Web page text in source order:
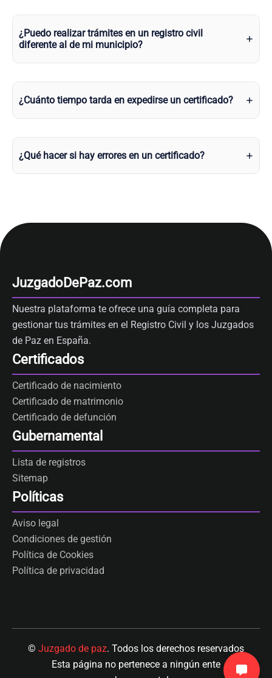
¿Puedo realizar trámites en un registro civil
diferente al de mi municipio?
¿Cuánto tiempo tarda en expedirse un certificado?
¿Qué hacer si hay errores en un certificado?
JuzgadoDePaz.com
Nuestra plataforma te ofrece una guía completa para
gestionar tus trámites en el Registro Civil y los Juzgados
de Paz en España.
Certificados
Certificado de nacimiento
Certificado de matrimonio
Certificado de defunción
Gubernamental
Lista de registros
Sitemap
Políticas
Aviso legal
Condiciones de gestión
Política de Cookies
Política de privacidad
© Juzgado de paz. Todos los derechos reservados
Esta página no pertenece a ningún ente